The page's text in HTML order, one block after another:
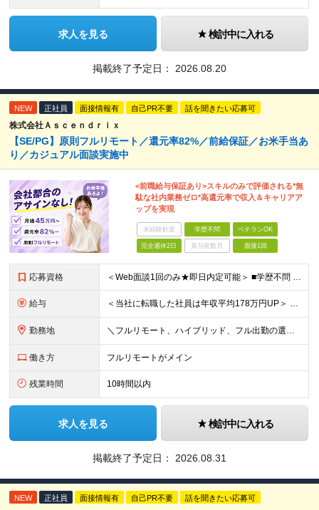
求人を見る 検討中に入れる
掲載終了予定日： 2026.08.20
NEW 正社員 面接情報有 自己PR不要 話を聞きたい応募可
株式会社Ａｓｃｅｎｄｒｉｘ
【SE/PG】原則フルリモート／還元率82%／前給保証／お米手当あ
り／カジュアル面談実施中
<前職給与保証あり>スキルのみで評価される*無
駄な社内業務ゼロ*高還元率で収入＆キャリアア
ップを実現
未経験歓迎 学歴不問 ベテランOK
完全週休2日 賞与複数月 面接1回
応募資格 ＜Web面談1回のみ★即日内定可能＞ ■学歴不問 ■エンジニアとしての実務経験1年以上 （開発・インフラ・技術・工程など不問）
給与 ＜当社に転職した社員は年収平均178万円UP＞ 月給45万円～120万円＋賞与＋各手当 ※経験・能力などを考慮の上、決定します ※案件の契約内容（月単金など）や昇給、賞与額はすべてシステム上で開示し
勤務地 ＼フルリモート、ハイブリッド、フル出勤の選択可＆帰社日なし／ 【下記エリアを中心とするクライアント先または自宅にて勤務】 ■首都圏：東京・埼玉・千葉・神奈川 ■関西：大阪・兵庫・京都・滋賀・奈良・和
働き方 フルリモートがメイン
残業時間 10時間以内
求人を見る 検討中に入れる
掲載終了予定日： 2026.08.31
NEW 正社員 面接情報有 自己PR不要 話を聞きたい応募可